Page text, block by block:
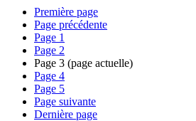
Première page
Page précédente
Page 1
Page 2
Page 3 (page actuelle)
Page 4
Page 5
Page suivante
Dernière page